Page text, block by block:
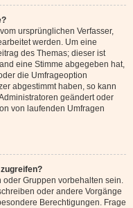
ursprünglichen Verfasser,
werden. Um eine
des Themas; dieser ist
eine Stimme abgegeben hat,
die Umfrageoption
abgestimmt haben, so kann
geändert oder
von laufenden Umfragen
oder Gruppen vorbehalten sein.
oder andere Vorgänge
Berechtigungen. Frage